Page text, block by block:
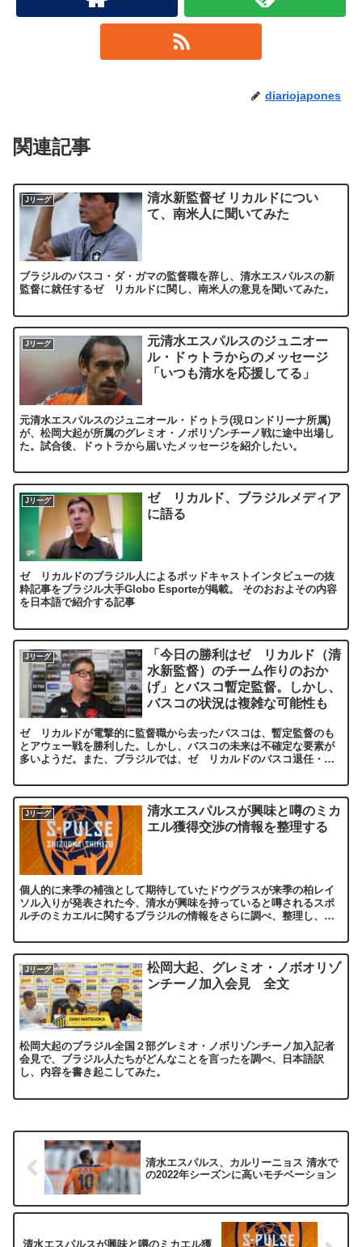
diariojapones
関連記事
Jリーグ
清水新監督ゼ リカルドについ
て、南米人に聞いてみた
ブラジルのバスコ・ダ・ガマの監督職を辞し、清水エスパルスの新
監督に就任するゼ リカルドに関し、南米人の意見を聞いてみた。
Jリーグ
元清水エスパルスのジュニオー
ル・ドゥトラからのメッセージ
「いつも清水を応援してる」
元清水エスパルスのジュニオール・ドゥトラ(現ロンドリーナ所属)
が、松岡大起が所属のグレミオ・ノボリゾンチーノ戦に途中出場し
た。試合後、ドゥトラから届いたメッセージを紹介したい。
Jリーグ
ゼ リカルド、ブラジルメディア
に語る
ゼ リカルドのブラジル人によるポッドキャストインタビューの抜
粋記事をブラジル大手Globo Esporteが掲載。 そのおおよその内容
を日本語で紹介する記事
Jリーグ
「今日の勝利はゼ リカルド（清
水新監督）のチーム作りのおか
げ」とバスコ暫定監督。しかし、
バスコの状況は複雑な可能性も
ゼ リカルドが電撃的に監督職から去ったバスコは、暫定監督のも
とアウェー戦を勝利した。しかし、バスコの未来は不確定な要素が
多いようだ。また、ブラジルでは、ゼ リカルドのバスコ退任・清
Jリーグ
清水エスパルスが興味と噂のミカ
エル獲得交渉の情報を整理する
個人的に来季の補強として期待していたドウグラスが来季の柏レイ
ソル入りが発表された今、清水が興味を持っていると噂されるスポ
ルチのミカエルに関するブラジルの情報をさらに調べ、整理し、あ
Jリーグ
松岡大起、グレミオ・ノボオリゾ
ンチーノ加入会見 全文
松岡大起のブラジル全国２部グレミオ・ノボリゾンチーノ加入記者
会見で、ブラジル人たちがどんなことを言ったを調べ、日本語訳
し、内容を書き起こしてみた。
清水エスパルス、カルリーニョス 清水で
の2022年シーズンに高いモチベーション
清水エスパルスが興味と噂のミカエル獲